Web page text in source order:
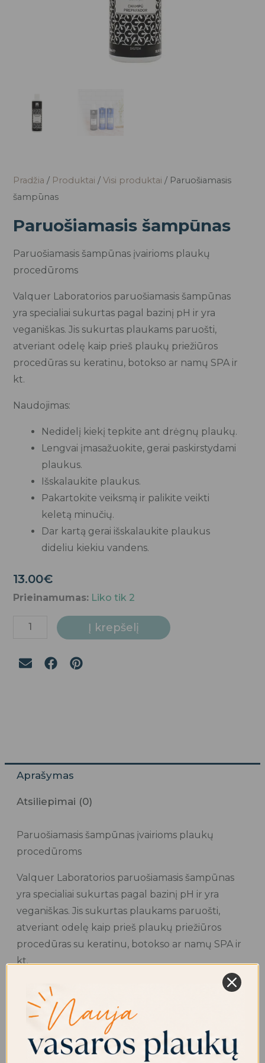
Pradžia / Produktai /Visi produktai / Paruošiamasis
šampūnas
Paruošiamasis šampūnas
Paruošiamasis šampūnas įvairioms plaukų
procedūroms
Valquer Laboratorios paruošiamasis šampūnas
yra specialiai sukurtas pagal bazinį pH ir yra
veganiškas. Jis sukurtas plaukams paruošti,
atveriant odelę kaip prieš plaukų priežiūros
procedūras su keratinu, botokso ar namų SPA ir
kt.
Naudojimas:
Nedidelį kiekį tepkite ant drėgnų plaukų.
Lengvai įmasažuokite, gerai paskirstydami
plaukus.
Išskalaukite plaukus.
Pakartokite veiksmą ir palikite veikti
keletą minučių.
Dar kartą gerai išskalaukite plaukus
dideliu kiekiu vandens.
13.00€
Prieinamumas: Liko tik 2
produkto
Paruošiamasis
Į krepšelį
Aprašymas
Atsiliepimai (0)
Paruošiamasis šampūnas įvairioms plaukų
procedūroms
Valquer Laboratorios paruošiamasis šampūnas
yra specialiai sukurtas pagal bazinį pH ir yra
veganiškas. Jis sukurtas plaukams paruošti,
atveriant odelę kaip prieš plaukų priežiūros
procedūras su keratinu, botokso ar namų SPA ir
kt.
Naudojimas:
Nedidelį kiekį tepkite ant drėgnų plaukų.
Lengvai įmasažuokite, gerai paskirstydami